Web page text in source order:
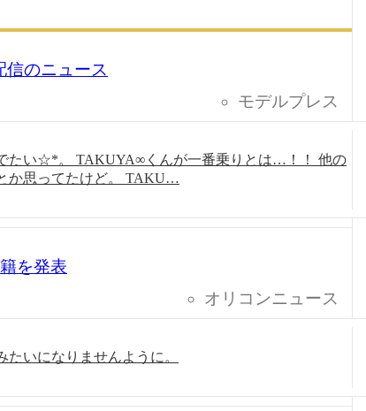
信のニュース
モデルプレス
たい☆*。 TAKUYA∞くんが一番乗りとは…！！ 他の
か思ってたけど。 TAKU…
を発表
オリコンニュース
いになりませんように。